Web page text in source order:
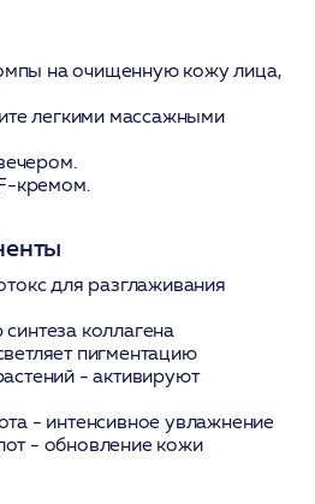
на очищенную кожу лица,
легкими массажными
кремом.
для разглаживания
коллагена
пигментацию
- активируют
- интенсивное увлажнение
- обновление кожи